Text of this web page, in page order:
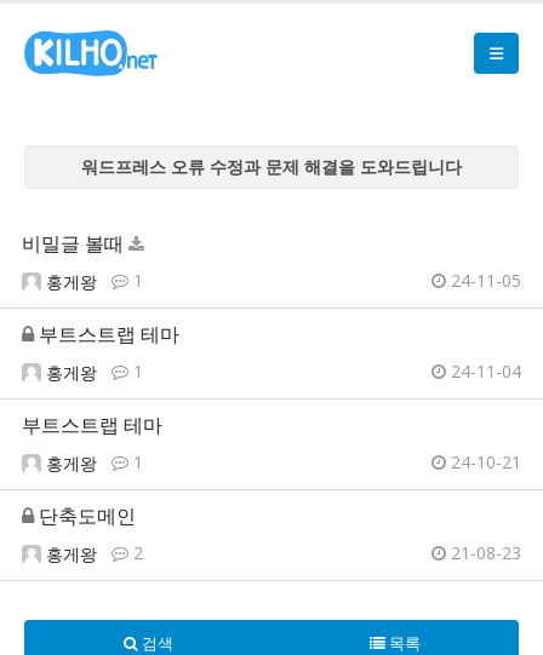
워드프레스 오류 수정과 문제 해결을 도와드립니다
워드프레스 오류 수정과 문제 해결을 도와드립니다
워드프레스 오류 수정과 문제 해결을 도와드립니다
비밀글 볼때
홍게왕 1 24-11-05
부트스트랩 테마
홍게왕 1 24-11-04
부트스트랩 테마
홍게왕 1 24-10-21
단축도메인
홍게왕 2 21-08-23
검색 목록